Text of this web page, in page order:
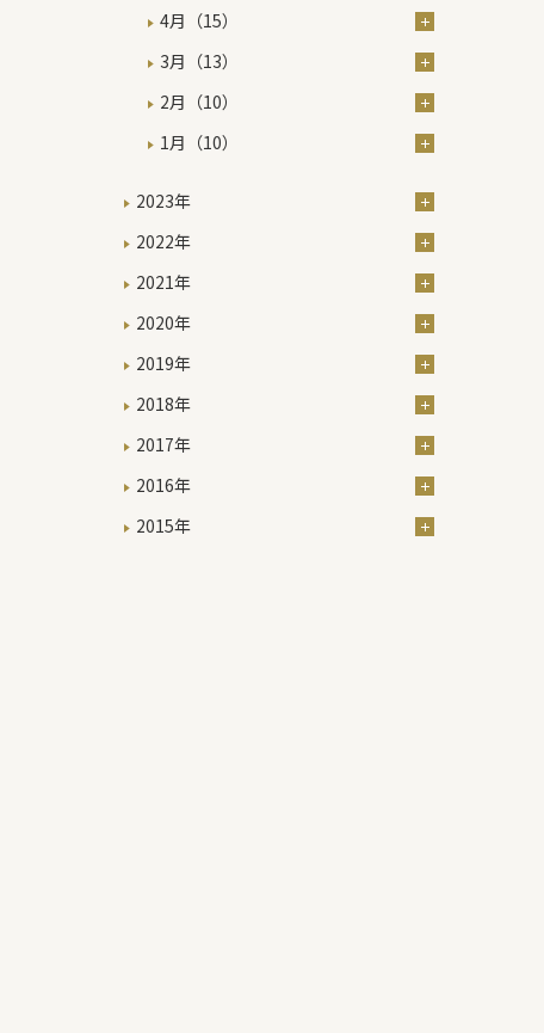
4月（15）
3月（13）
2月（10）
1月（10）
2023年
2022年
2021年
2020年
2019年
2018年
2017年
2016年
2015年